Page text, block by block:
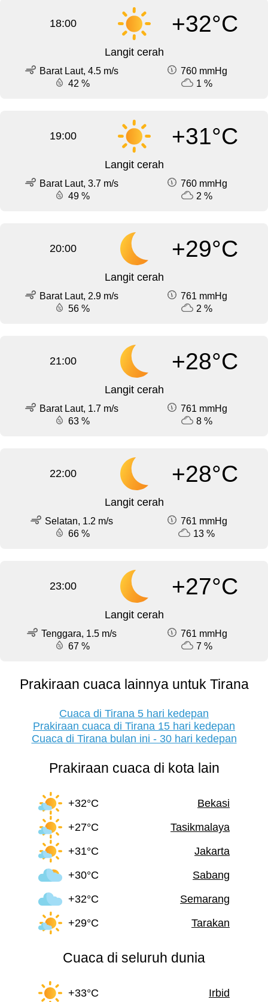
18:00 +32°C
Langit cerah
Barat Laut, 4.5 m/s
760 mmHg
42 %
1 %
19:00 +31°C
Langit cerah
Barat Laut, 3.7 m/s
760 mmHg
49 %
2 %
20:00 +29°C
Langit cerah
Barat Laut, 2.9 m/s
761 mmHg
56 %
2 %
21:00 +28°C
Langit cerah
Barat Laut, 1.7 m/s
761 mmHg
63 %
8 %
22:00 +28°C
Langit cerah
Selatan, 1.2 m/s
761 mmHg
66 %
13 %
23:00 +27°C
Langit cerah
Tenggara, 1.5 m/s
761 mmHg
67 %
7 %
Prakiraan cuaca lainnya untuk Tirana
Cuaca di Tirana 5 hari kedepan
Prakiraan cuaca di Tirana 15 hari kedepan
Cuaca di Tirana bulan ini - 30 hari kedepan
Prakiraan cuaca di kota lain
+32°C
Bekasi
+27°C
Tasikmalaya
+31°C
Jakarta
+30°C
Sabang
+32°C
Semarang
+29°C
Tarakan
Cuaca di seluruh dunia
+33°C Irbid